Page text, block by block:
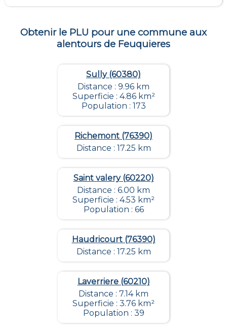
Obtenir le PLU pour une commune aux
alentours de Feuquieres
Sully (60380)
Distance : 9.96 km
Superficie : 4.86 km²
Population : 173
Richemont (76390)
Distance : 17.25 km
Saint valery (60220)
Distance : 6.00 km
Superficie : 4.53 km²
Population : 66
Haudricourt (76390)
Distance : 17.25 km
Laverriere (60210)
Distance : 7.14 km
Superficie : 3.76 km²
Population : 39